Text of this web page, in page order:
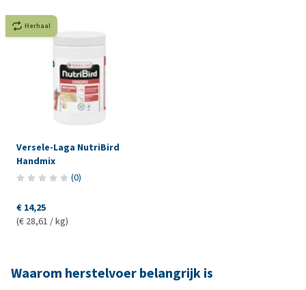
Herhaal
Versele-Laga NutriBird
Handmix
(0)
€ 14,25
(€ 28,61 / kg)
Waarom herstelvoer belangrijk is